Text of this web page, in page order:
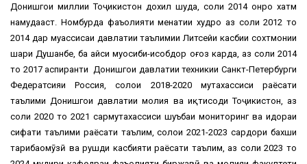
Донишгоҳи миллии Тоҷикистон дохил шуда, соли 2014 онро хатм
намудааст. Номбурда фаъолияти меҳнатии худро аз соли 2012 то
2014 дар муассисаи давлатии таълимии Литсейи касбии сохтмонии
шаҳри Душанбе, ба ҳайси муҳосиби-ҳисобдор оғоз карда, аз соли 2014
то 2017 аспиранти Донишгоҳи давлатии техникии Санкт-Петербурги
Федератсияи Россия, солҳои 2018-2020 мутахассиси раёсати
таълими Донишгоҳи давлатии молия ва иқтисоди Тоҷикистон, аз
соли 2020 то 2021 сармутахассиси шуъбаи мониторинг ва идораи
сифати таълими раёсати таълим, солҳои 2021-2023 сардори бахши
таҳрибаомӯзӣ ва рушди касбияти раёсати таълим, аз соли 2023 то